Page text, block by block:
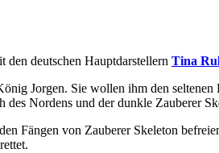
den deutschen Hauptdarstellern Tina
Jorgen. Sie wollen ihm den
Nordens und der dunkle Zauberer
Fängen von Zauberer Skeleton